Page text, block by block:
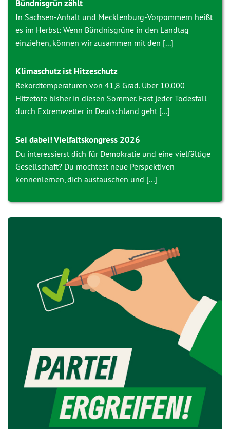
Bündnisgrün zählt
In Sachsen-Anhalt und Mecklenburg-Vorpommern heißt
es im Herbst: Wenn Bündnisgrüne in den Landtag
einziehen, können wir zusammen mit den [...]
Klimaschutz ist Hitzeschutz
Rekordtemperaturen von 41,8 Grad. Über 10.000
Hitzetote bisher in diesen Sommer. Fast jeder Todesfall
durch Extremwetter in Deutschland geht [...]
Sei dabei! Vielfaltskongress 2026
Du interessierst dich für Demokratie und eine vielfältige
Gesellschaft? Du möchtest neue Perspektiven
kennenlernen, dich austauschen und [...]